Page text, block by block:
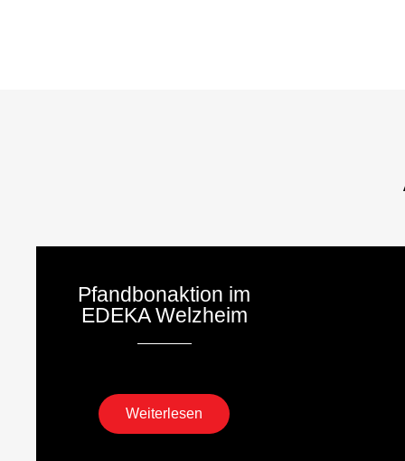
Pfandbonaktion im
EDEKA Welzheim
Weiterlesen